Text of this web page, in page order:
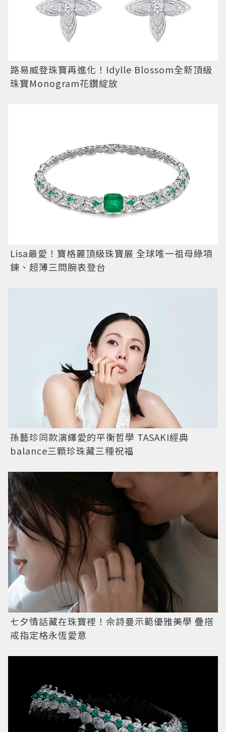
路易威登珠寶再進化！Idylle Blossom全新頂級
珠寶Monogram花鑽綻放
Lisa最愛！寶格麗頂級珠寶展 全球唯一祖母綠項
鍊、超薄三問腕表登台
孫藝珍同款演繹愛的平衡哲學 TASAKI經典
balance三顆珍珠藏三種祝福
七夕情話藏在珠寶裡！佘詩曼示範優雅美學 疊搭
戒指定格永恆愛意